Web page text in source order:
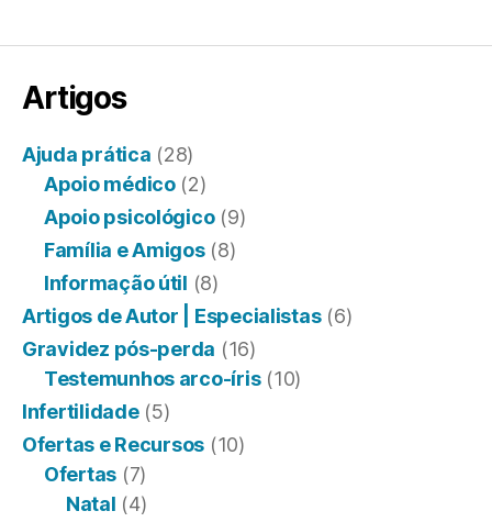
Artigos
Ajuda prática (28)
Apoio médico(2)
Apoio psicológico(9)
Família e Amigos(8)
Informação útil (8)
Artigos de Autor | Especialistas(6)
Gravidez pós-perda (16)
Testemunhos arco-íris(10)
Infertilidade(5)
Ofertas e Recursos (10)
Ofertas (7)
Natal (4)